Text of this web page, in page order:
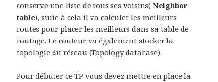
conserve une liste de tous ses voisins(Neighbor
table), suite à cela il va calculer les meilleurs
routes pour placer les meilleurs dans sa table de
routage. Le routeur va également stocker la
topologie du réseau (Topology database).
Pour débuter ce TP vous devez mettre en place la